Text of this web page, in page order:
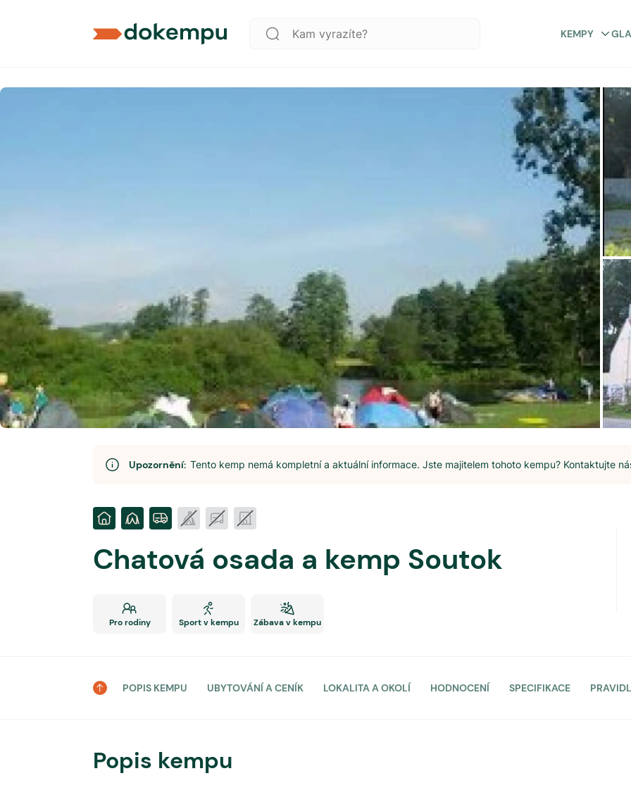
KEMPY
Upozornění: Tento kemp nemá kompletní a aktuální informace. Jste majitelem tohoto kempu? Kontaktujte
Chatová osada a kemp Soutok
Pro rodiny Sport v kempu Zábava v kempu
POPIS KEMPU UBYTOVÁNÍ A CENÍK LOKALITA A OKOLÍ HODNOCENÍ SPECIFIKACE
Popis kempu